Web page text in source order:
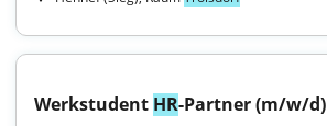
Werkstudent HR-Partner (m/w/d)